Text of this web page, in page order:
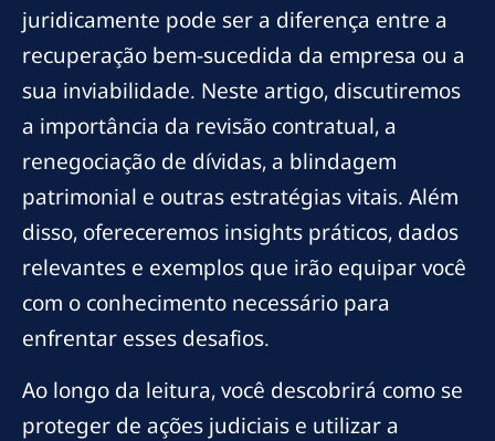
juridicamente pode ser a diferença entre a
recuperação bem-sucedida da empresa ou a
sua inviabilidade. Neste artigo, discutiremos
a importância da revisão contratual, a
renegociação de dívidas, a blindagem
patrimonial e outras estratégias vitais. Além
disso, ofereceremos insights práticos, dados
relevantes e exemplos que irão equipar você
com o conhecimento necessário para
enfrentar esses desafios.
Ao longo da leitura, você descobrirá como se
proteger de ações judiciais e utilizar a